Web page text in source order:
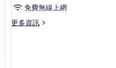
相
片
(High
Floor)
的
單
人
免費無線上網
更多資訊
更